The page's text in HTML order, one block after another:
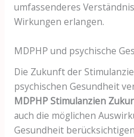
umfassenderes
Wirkungen erlangen.
MDPHP und psychische
Die Zukunft der
psychischen Gesundheit
MDPHP Stimulanzien
auch die möglichen
Gesundheit